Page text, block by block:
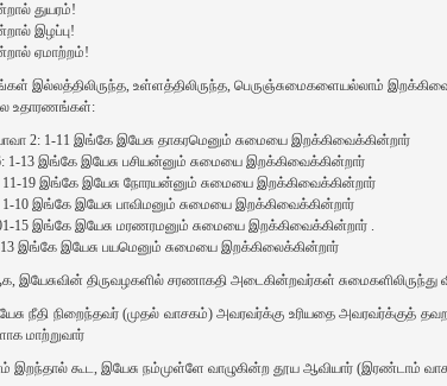
துயரம்‌!
இழப்பு!
ஏமாற்றம்‌!
இல்லத்திலிருந்த, உள்ளத்திலிருந்த, பெருஞ்சுமைகளையல்லாம்
உதாரணங்கள்‌:
2: 1-11 இங்கே இயேசு தாகரமெனும் சுமையை இறக்கிவைக்கின்றார்
1-13 இங்கே இயேசு பசியன்னும் சுமையை இறக்கிவைக்கின்றார்
11-19 இங்கே இயேசு நோரயன்னும் சுமையை இறக்கிவைக்கின்றார்
1-10 இங்கே இயேசு பாவிமனும் சுமையை இறக்கிவைக்கின்றார்
15 இங்கே இயேசு மரணரமனும் சுமையை இறக்கிவைக்கின்றார் .
13 இங்கே இயேசு பயமெனும் சுமையை இறக்கிலைக்கின்றார்
இயேசுவின் திருவழகளில் சரணாகதி அடைகின்றவர்கள் சுமைகளிலிருந்து
நீதி நிறைந்தவர் (முதல் வாசகம்‌) அவரவர்க்கு உரியதை அவரவர்க்குத்
மாற்றுவார்
இறந்தால் கூட, இயேசு நம்முள்ளே வாழுகின்ற தூய ஆவியார் (இரண்டாம்